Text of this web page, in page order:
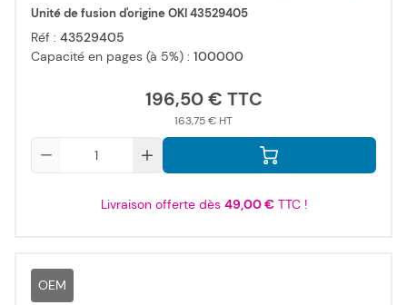
Unité de fusion d'origine OKI 43529405
Réf : 43529405
Capacité en pages (à 5%) : 100000
196,50 €
163,75 €
Livraison offerte dès 49,00 €TTC !
OEM